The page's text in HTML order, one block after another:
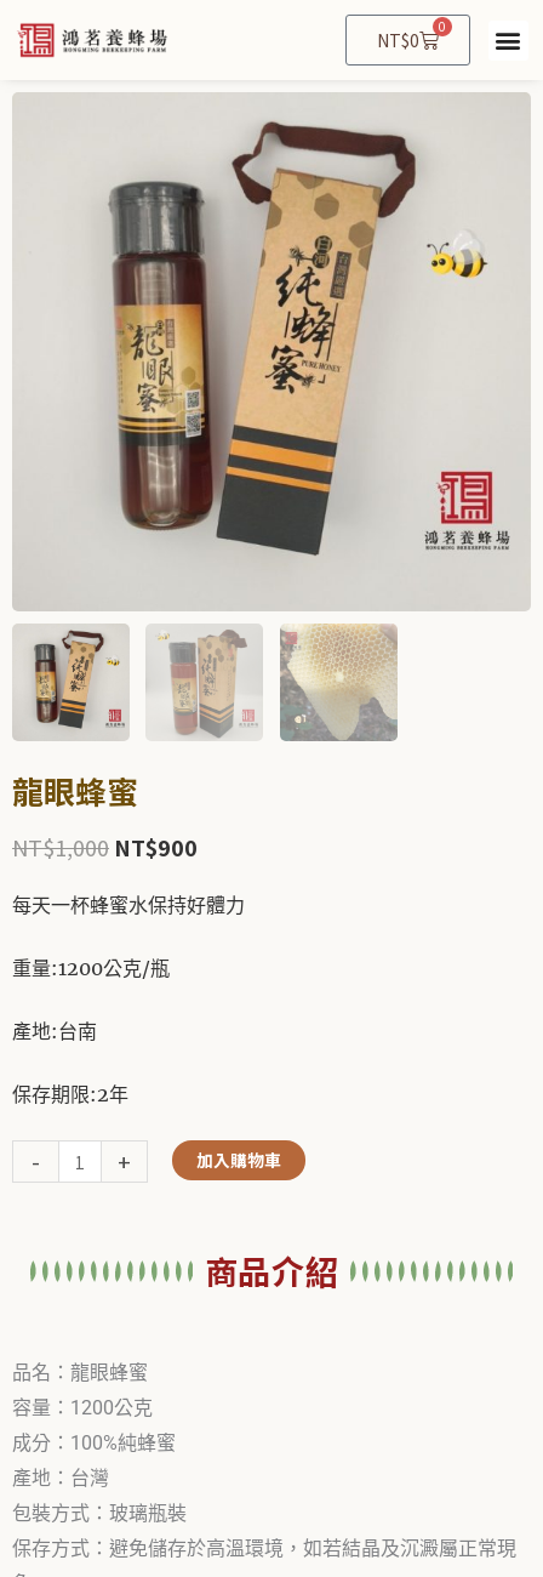
NT$0
0
購
物
龍眼蜂蜜
NT$1,000 原
始
格：
NT$900
前
每天一杯蜂蜜水保持好體力
重量:1200公克/瓶
產地:台南
保存期限:2年
- + 加入購物車 Alternative:
商品介紹
品名：龍眼蜂蜜
容量：1200公克
成分：100%純蜂蜜
產地：台灣
包裝方式：玻璃瓶裝
保存方式：避免儲存於高溫環境，如若結晶及沉澱屬正常現